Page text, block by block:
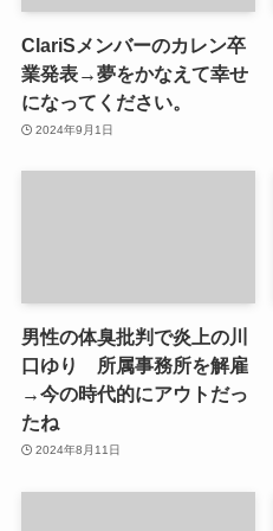
ClariSメンバーのカレン卒
業発表→夢をかなえて幸せ
になってください。
2024年9月1日
男性の体臭批判で炎上の川
口ゆり 所属事務所を解雇
→今の時代的にアウトだっ
たね
2024年8月11日